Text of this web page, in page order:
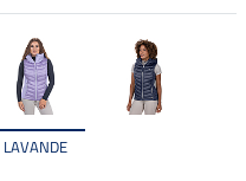
LAVANDE